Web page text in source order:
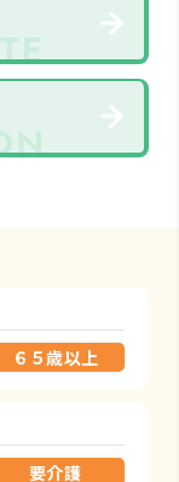
６５歳以上
要介護